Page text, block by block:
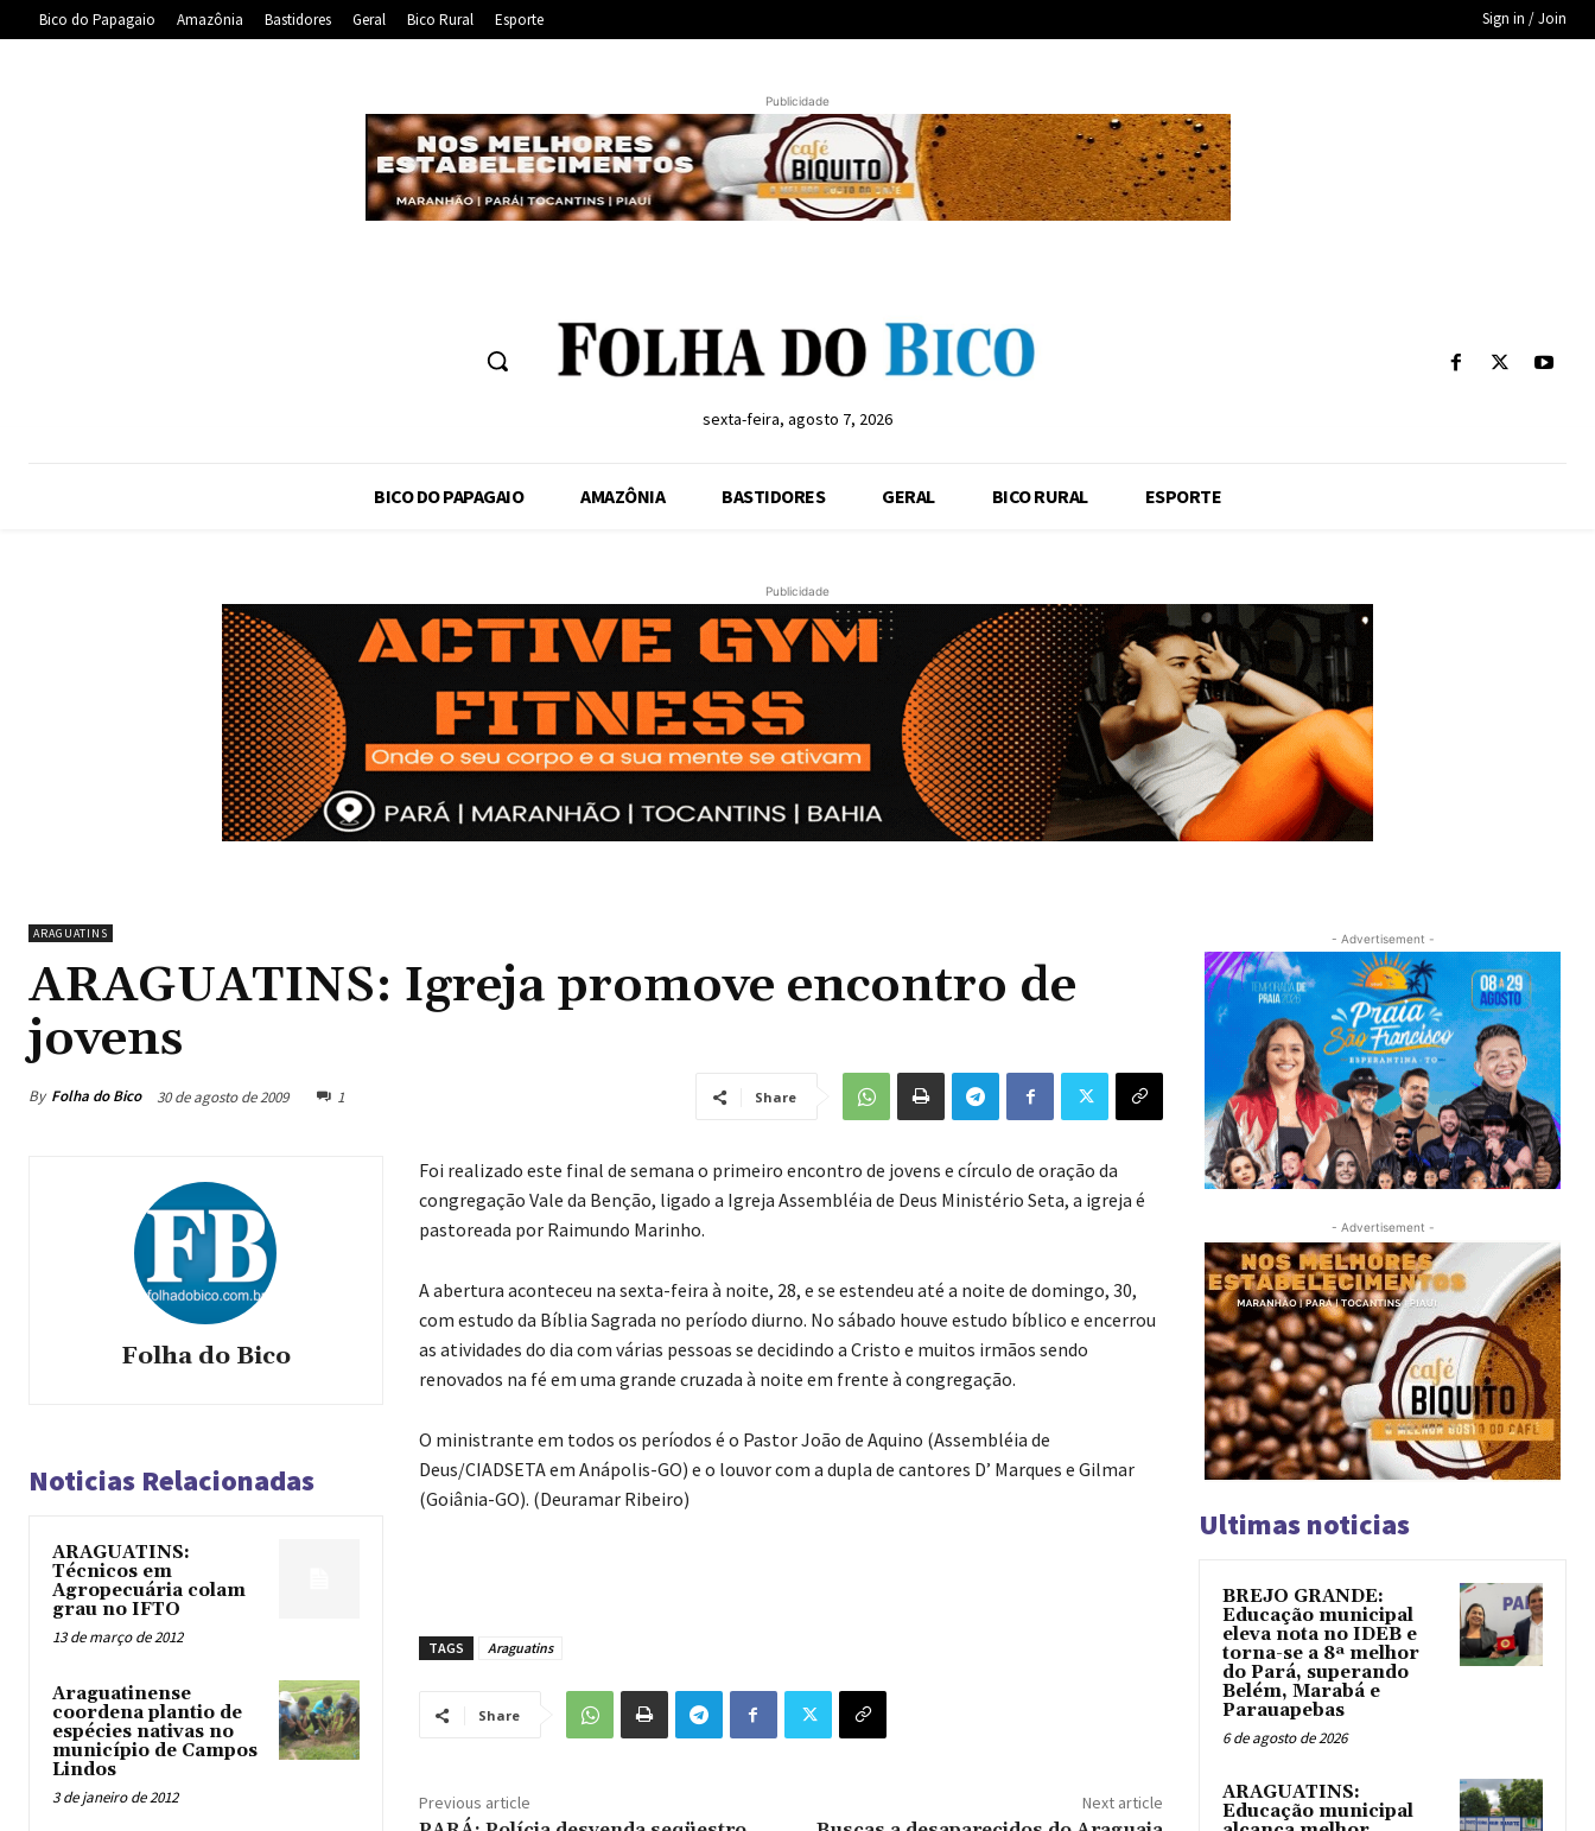
Bico do Papagaio Amazônia Bastidores Geral Bico Rural Esporte Sign in / Join
Publicidade
sexta-feira, agosto 7, 2026
BICO DO PAPAGAIO AMAZÔNIA BASTIDORES GERAL BICO RURAL ESPORTE
Publicidade
ARAGUATINS
ARAGUATINS: Igreja promove encontro de
jovens
By Folha do Bico 30 de agosto de 2009 1 Share
Folha do Bico
Noticias Relacionadas
ARAGUATINS:
Técnicos em
Agropecuária colam
grau no IFTO
13 de março de 2012
Araguatinense
coordena plantio de
espécies nativas no
município de Campos
Lindos
3 de janeiro de 2012
Foi realizado este final de semana o primeiro encontro de jovens e círculo de oração da
congregação Vale da Benção, ligado a Igreja Assembléia de Deus Ministério Seta, a igreja é
pastoreada por Raimundo Marinho.
A abertura aconteceu na sexta-feira à noite, 28, e se estendeu até a noite de domingo, 30,
com estudo da Bíblia Sagrada no período diurno. No sábado houve estudo bíblico e encerrou
as atividades do dia com várias pessoas se decidindo a Cristo e muitos irmãos sendo
renovados na fé em uma grande cruzada à noite em frente à congregação.
O ministrante em todos os períodos é o Pastor João de Aquino (Assembléia de
Deus/CIADSETA em Anápolis-GO) e o louvor com a dupla de cantores D’ Marques e Gilmar
(Goiânia-GO). (Deuramar Ribeiro)
TAGS Araguatins
Share
Previous article Next article
- Advertisement -
- Advertisement -
Ultimas noticias
BREJO GRANDE:
Educação municipal
eleva nota no IDEB e
torna-se a 8ª melhor
do Pará, superando
Belém, Marabá e
Parauapebas
6 de agosto de 2026
ARAGUATINS:
Educação municipal